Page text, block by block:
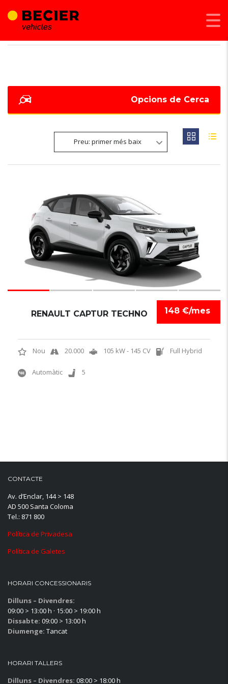
Opcions de Cerca
Preu: primer més baix
148 €/mes
RENAULT CAPTUR TECHNO
Nou 20.000 105 kW - 145 CV Full Hybrid
Automàtic 5
CONTACTE
Av. d’Enclar, 144 > 148
AD 500 Santa Coloma
Tel.: 871 800
Política de Privadesa
Política de Galetes
HORARI CONCESSIONARIS
Dilluns – Divendres:
09:00 > 13:00 h · 15:00 > 19:00 h
Dissabte: 09:00 > 13:00 h
Diumenge: Tancat
HORARI TALLERS
Dilluns – Divendres: 08:00 > 18:00 h